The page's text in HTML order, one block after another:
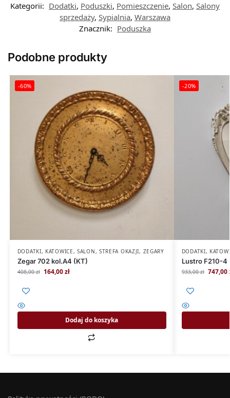
Kategorii: Dodatki, Poduszki, Pomieszczenie, Salon, Salony
sprzedaży, Sypialnia, Warszawa
Znacznik: Poduszka
Podobne produkty
-60%
DODATKI, KATOWICE,SALON, STREFA OKAZJI, ZEGARY
Zegar 702 kol.A4 (KT)
408,00zł 164,00zł
Dodaj do koszyka
-20%
DODATKI,
Lustro F210-4
933,00zł 747,00